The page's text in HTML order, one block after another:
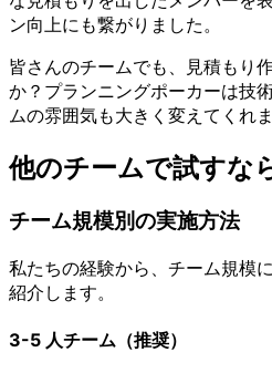
ン向上にも繋がりました。
皆さんのチームでも、見積もり
か？プランニングポーカーは技
ムの雰囲気も大きく変えてくれま
他のチームで試すな
チーム規模別の実施方法
私たちの経験から、チーム規模
紹介します。
3-5 人チーム（推奨）